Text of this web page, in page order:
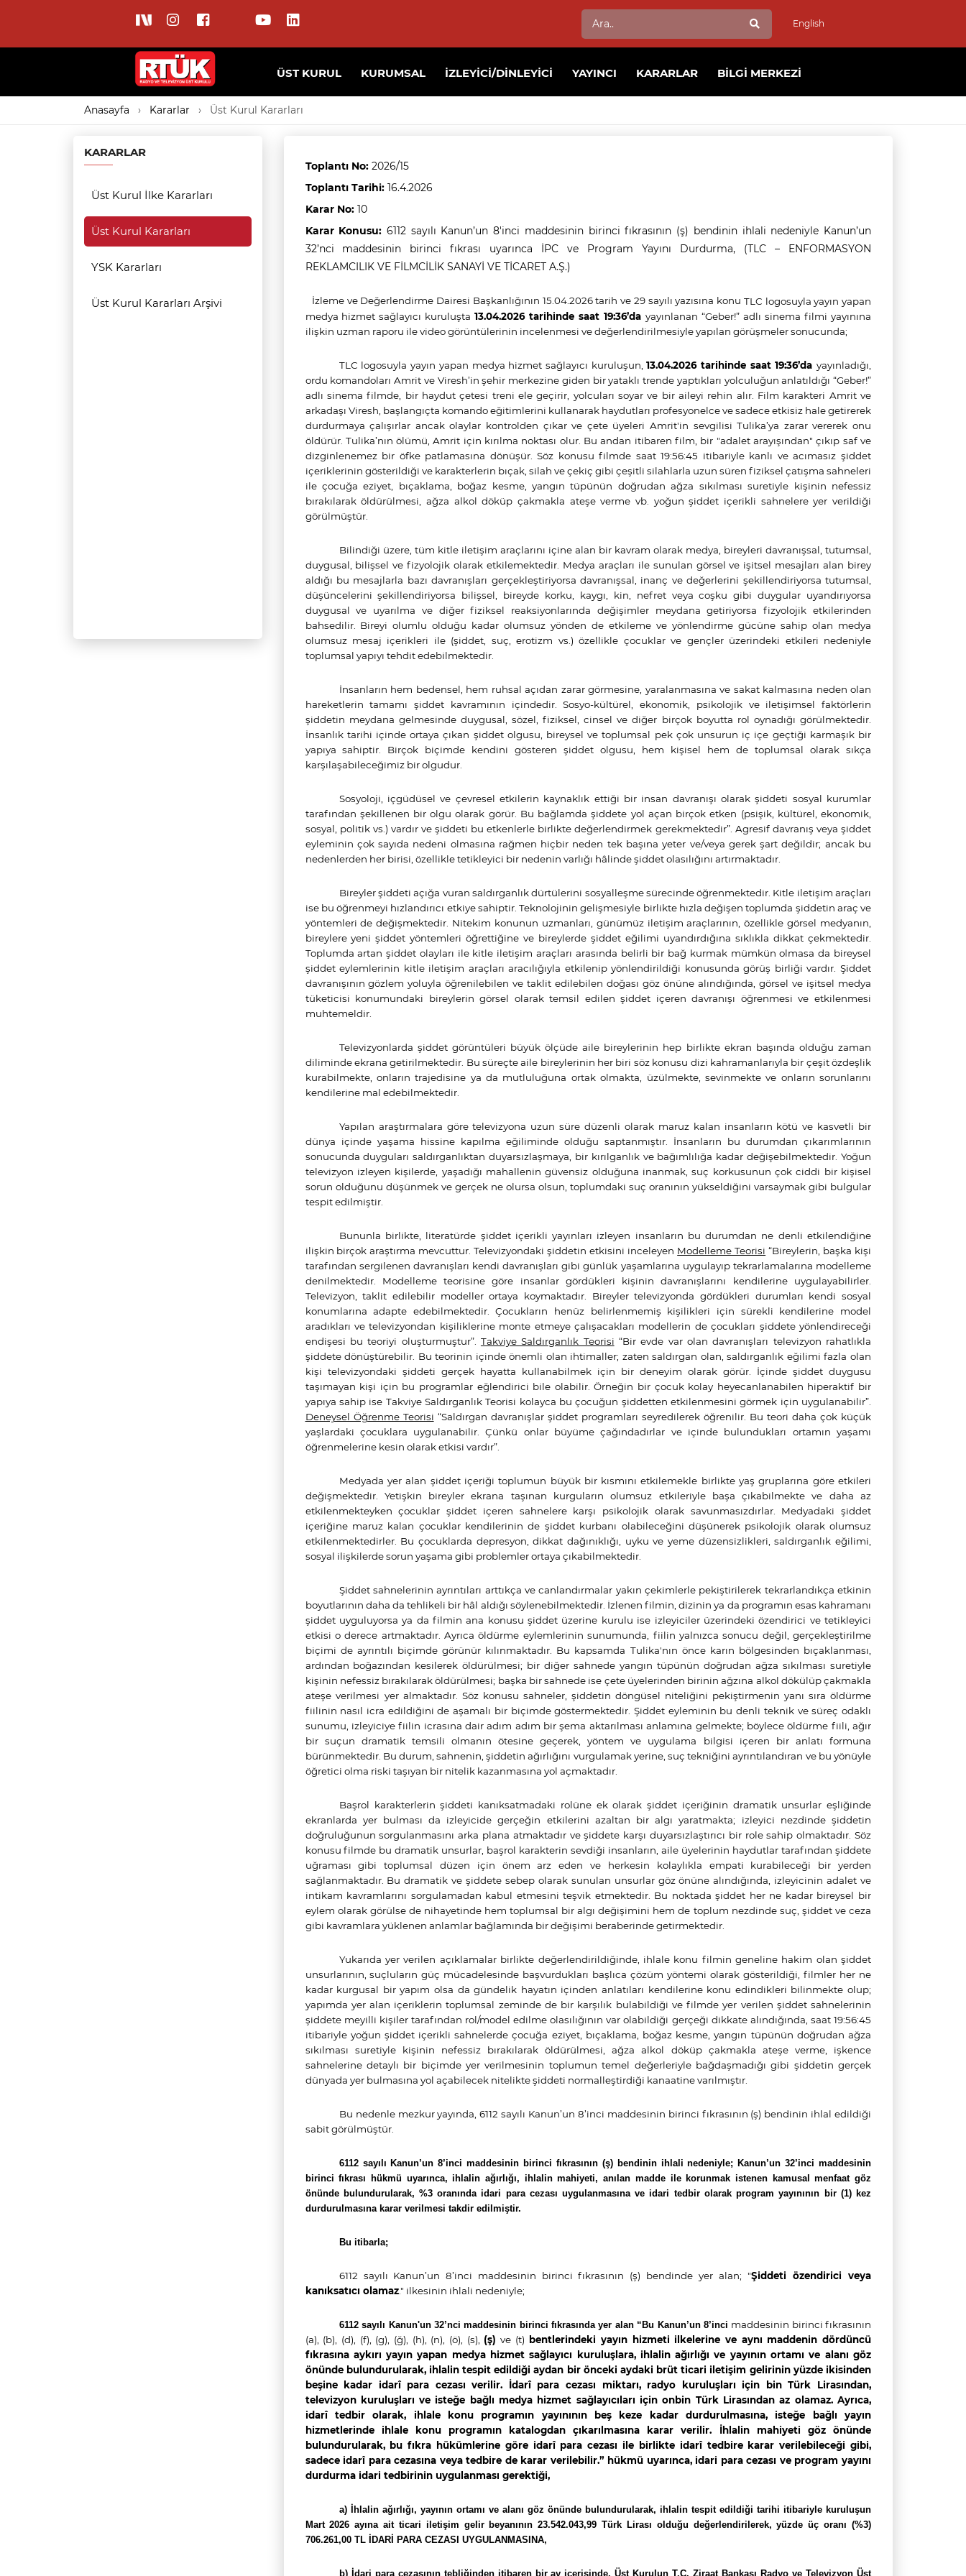
English
ÜST KURUL KURUMSAL İZLEYICI/DINLEYICI YAYINCI KARARLAR BILGI MERKEZI
Anasayfa Kararlar Üst Kurul Kararları
KARARLAR
Üst Kurul İlke Kararları
Üst Kurul Kararları
YSK Kararları
Üst Kurul Kararları Arşivi
Toplantı No: 2026/15
Toplantı Tarihi: 16.4.2026
Karar No: 10
Karar Konusu: 6112 sayılı Kanun’un 8'inci maddesinin birinci fıkrasının (ş) bendinin ihlali nedeniyle Kanun’un
32’nci maddesinin birinci fıkrası uyarınca İPC ve Program Yayını Durdurma, (TLC – ENFORMASYON
REKLAMCILIK VE FİLMCİLİK SANAYİ VE TİCARET A.Ş.)
İzleme ve Değerlendirme Dairesi Başkanlığının 15.04.2026 tarih ve 29 sayılı yazısına konu TLC logosuyla yayın yapan
medya hizmet sağlayıcı kuruluşta13.04.2026 tarihinde saat 19:36’dayayınlanan “Geber!” adlı sinema filmi yayınına
ilişkin uzman raporu ile video görüntülerinin incelenmesi ve değerlendirilmesiyle yapılan görüşmeler sonucunda;
TLC logosuyla yayın yapan medya hizmet sağlayıcı kuruluşun,13.04.2026 tarihinde saat 19:36’dayayınladığı,
ordu komandoları Amrit ve Viresh’in şehir merkezine giden bir yataklı trende yaptıkları yolculuğun anlatıldığı “Geber!”
adlı sinema filmde, bir haydut çetesi treni ele geçirir, yolcuları soyar ve bir aileyi rehin alır. Film karakteri Amrit ve
arkadaşı Viresh, başlangıçta komando eğitimlerini kullanarak haydutları profesyonelce ve sadece etkisiz hale getirerek
durdurmaya çalışırlar ancak olaylar kontrolden çıkar ve çete üyeleri Amrit'in sevgilisi Tulika’ya zarar vererek onu
öldürür. Tulika’nın ölümü, Amrit için kırılma noktası olur. Bu andan itibaren film, bir "adalet arayışından" çıkıp saf ve
dizginlenemez bir öfke patlamasına dönüşür. Söz konusu filmde saat 19:56:45 itibariyle kanlı ve acımasız şiddet
içeriklerinin gösterildiği ve karakterlerin bıçak, silah ve çekiç gibi çeşitli silahlarla uzun süren fiziksel çatışma sahneleri
ile çocuğa eziyet, bıçaklama, boğaz kesme, yangın tüpünün doğrudan ağza sıkılması suretiyle kişinin nefessiz
bırakılarak öldürülmesi, ağza alkol döküp çakmakla ateşe verme vb. yoğun şiddet içerikli sahnelere yer verildiği
görülmüştür.
Bilindiği üzere, tüm kitle iletişim araçlarını içine alan bir kavram olarak medya, bireyleri davranışsal, tutumsal,
duygusal, bilişsel ve fizyolojik olarak etkilemektedir. Medya araçları ile sunulan görsel ve işitsel mesajları alan birey
aldığı bu mesajlarla bazı davranışları gerçekleştiriyorsa davranışsal, inanç ve değerlerini şekillendiriyorsa tutumsal,
düşüncelerini şekillendiriyorsa bilişsel, bireyde korku, kaygı, kin, nefret veya coşku gibi duygular uyandırıyorsa
duygusal ve uyarılma ve diğer fiziksel reaksiyonlarında değişimler meydana getiriyorsa fizyolojik etkilerinden
bahsedilir. Bireyi olumlu olduğu kadar olumsuz yönden de etkileme ve yönlendirme gücüne sahip olan medya
olumsuz mesaj içerikleri ile (şiddet, suç, erotizm vs.) özellikle çocuklar ve gençler üzerindeki etkileri nedeniyle
toplumsal yapıyı tehdit edebilmektedir.
İnsanların hem bedensel, hem ruhsal açıdan zarar görmesine, yaralanmasına ve sakat kalmasına neden olan
hareketlerin tamamı şiddet kavramının içindedir. Sosyo-kültürel, ekonomik, psikolojik ve iletişimsel faktörlerin
şiddetin meydana gelmesinde duygusal, sözel, fiziksel, cinsel ve diğer birçok boyutta rol oynadığı görülmektedir.
İnsanlık tarihi içinde ortaya çıkan şiddet olgusu, bireysel ve toplumsal pek çok unsurun iç içe geçtiği karmaşık bir
yapıya sahiptir. Birçok biçimde kendini gösteren şiddet olgusu, hem kişisel hem de toplumsal olarak sıkça
karşılaşabileceğimiz bir olgudur.
Sosyoloji, içgüdüsel ve çevresel etkilerin kaynaklık ettiği bir insan davranışı olarak şiddeti sosyal kurumlar
tarafından şekillenen bir olgu olarak görür. Bu bağlamda şiddete yol açan birçok etken (psişik, kültürel, ekonomik,
sosyal, politik vs.) vardır ve şiddeti bu etkenlerle birlikte değerlendirmek gerekmektedir”. Agresif davranış veya şiddet
eyleminin çok sayıda nedeni olmasına rağmen hiçbir neden tek başına yeter ve/veya gerek şart değildir; ancak bu
nedenlerden her birisi, özellikle tetikleyici bir nedenin varlığı hâlinde şiddet olasılığını artırmaktadır.
Bireyler şiddeti açığa vuran saldırganlık dürtülerini sosyalleşme sürecinde öğrenmektedir. Kitle iletişim araçları
ise bu öğrenmeyi hızlandırıcı etkiye sahiptir. Teknolojinin gelişmesiyle birlikte hızla değişen toplumda şiddetin araç ve
yöntemleri de değişmektedir. Nitekim konunun uzmanları, günümüz iletişim araçlarının, özellikle görsel medyanın,
bireylere yeni şiddet yöntemleri öğrettiğine ve bireylerde şiddet eğilimi uyandırdığına sıklıkla dikkat çekmektedir.
Toplumda artan şiddet olayları ile kitle iletişim araçları arasında belirli bir bağ kurmak mümkün olmasa da bireysel
şiddet eylemlerinin kitle iletişim araçları aracılığıyla etkilenip yönlendirildiği konusunda görüş birliği vardır. Şiddet
davranışının gözlem yoluyla öğrenilebilen ve taklit edilebilen doğası göz önüne alındığında, görsel ve işitsel medya
tüketicisi konumundaki bireylerin görsel olarak temsil edilen şiddet içeren davranışı öğrenmesi ve etkilenmesi
muhtemeldir.
Televizyonlarda şiddet görüntüleri büyük ölçüde aile bireylerinin hep birlikte ekran başında olduğu zaman
diliminde ekrana getirilmektedir. Bu süreçte aile bireylerinin her biri söz konusu dizi kahramanlarıyla bir çeşit özdeşlik
kurabilmekte, onların trajedisine ya da mutluluğuna ortak olmakta, üzülmekte, sevinmekte ve onların sorunlarını
kendilerine mal edebilmektedir.
Yapılan araştırmalara göre televizyona uzun süre düzenli olarak maruz kalan insanların kötü ve kasvetli bir
dünya içinde yaşama hissine kapılma eğiliminde olduğu saptanmıştır. İnsanların bu durumdan çıkarımlarının
sonucunda duyguları saldırganlıktan duyarsızlaşmaya, bir kırılganlık ve bağımlılığa kadar değişebilmektedir. Yoğun
televizyon izleyen kişilerde, yaşadığı mahallenin güvensiz olduğuna inanmak, suç korkusunun çok ciddi bir kişisel
sorun olduğunu düşünmek ve gerçek ne olursa olsun, toplumdaki suç oranının yükseldiğini varsaymak gibi bulgular
tespit edilmiştir.
Bununla birlikte, literatürde şiddet içerikli yayınları izleyen insanların bu durumdan ne denli etkilendiğine
ilişkin birçok araştırma mevcuttur. Televizyondaki şiddetin etkisini inceleyen Modelleme Teorisi “Bireylerin, başka kişi
tarafından sergilenen davranışları kendi davranışları gibi günlük yaşamlarına uygulayıp tekrarlamalarına modelleme
denilmektedir. Modelleme teorisine göre insanlar gördükleri kişinin davranışlarını kendilerine uygulayabilirler.
Televizyon, taklit edilebilir modeller ortaya koymaktadır. Bireyler televizyonda gördükleri durumları kendi sosyal
konumlarına adapte edebilmektedir. Çocukların henüz belirlenmemiş kişilikleri için sürekli kendilerine model
aradıkları ve televizyondan kişiliklerine monte etmeye çalışacakları modellerin de çocukları şiddete yönlendireceği
endişesi bu teoriyi oluşturmuştur”. Takviye Saldırganlık Teorisi “Bir evde var olan davranışları televizyon rahatlıkla
şiddete dönüştürebilir. Bu teorinin içinde önemli olan ihtimaller; zaten saldırgan olan, saldırganlık eğilimi fazla olan
kişi televizyondaki şiddeti gerçek hayatta kullanabilmek için bir deneyim olarak görür. İçinde şiddet duygusu
taşımayan kişi için bu programlar eğlendirici bile olabilir. Örneğin bir çocuk kolay heyecanlanabilen hiperaktif bir
yapıya sahip ise Takviye Saldırganlık Teorisi kolayca bu çocuğun şiddetten etkilenmesini görmek için uygulanabilir”.
Deneysel Öğrenme Teorisi “Saldırgan davranışlar şiddet programları seyredilerek öğrenilir. Bu teori daha çok küçük
yaşlardaki çocuklara uygulanabilir. Çünkü onlar büyüme çağındadırlar ve içinde bulundukları ortamın yaşamı
öğrenmelerine kesin olarak etkisi vardır”.
Medyada yer alan şiddet içeriği toplumun büyük bir kısmını etkilemekle birlikte yaş gruplarına göre etkileri
değişmektedir. Yetişkin bireyler ekrana taşınan kurguların olumsuz etkileriyle başa çıkabilmekte ve daha az
etkilenmekteyken çocuklar şiddet içeren sahnelere karşı psikolojik olarak savunmasızdırlar. Medyadaki şiddet
içeriğine maruz kalan çocuklar kendilerinin de şiddet kurbanı olabileceğini düşünerek psikolojik olarak olumsuz
etkilenmektedirler. Bu çocuklarda depresyon, dikkat dağınıklığı, uyku ve yeme düzensizlikleri, saldırganlık eğilimi,
sosyal ilişkilerde sorun yaşama gibi problemler ortaya çıkabilmektedir.
Şiddet sahnelerinin ayrıntıları arttıkça ve canlandırmalar yakın çekimlerle pekiştirilerek tekrarlandıkça etkinin
boyutlarının daha da tehlikeli bir hâl aldığı söylenebilmektedir. İzlenen filmin, dizinin ya da programın esas kahramanı
şiddet uyguluyorsa ya da filmin ana konusu şiddet üzerine kurulu ise izleyiciler üzerindeki özendirici ve tetikleyici
etkisi o derece artmaktadır. Ayrıca öldürme eylemlerinin sunumunda, fiilin yalnızca sonucu değil, gerçekleştirilme
biçimi de ayrıntılı biçimde görünür kılınmaktadır. Bu kapsamda Tulika'nın önce karın bölgesinden bıçaklanması,
ardından boğazından kesilerek öldürülmesi; bir diğer sahnede yangın tüpünün doğrudan ağza sıkılması suretiyle
kişinin nefessiz bırakılarak öldürülmesi; başka bir sahnede ise çete üyelerinden birinin ağzına alkol dökülüp çakmakla
ateşe verilmesi yer almaktadır. Söz konusu sahneler, şiddetin döngüsel niteliğini pekiştirmenin yanı sıra öldürme
fiilinin nasıl icra edildiğini de aşamalı bir biçimde göstermektedir. Şiddet eyleminin bu denli teknik ve süreç odaklı
sunumu, izleyiciye fiilin icrasına dair adım adım bir şema aktarılması anlamına gelmekte; böylece öldürme fiili, ağır
bir suçun dramatik temsili olmanın ötesine geçerek, yöntem ve uygulama bilgisi içeren bir anlatı formuna
bürünmektedir. Bu durum, sahnenin, şiddetin ağırlığını vurgulamak yerine, suç tekniğini ayrıntılandıran ve bu yönüyle
öğretici olma riski taşıyan bir nitelik kazanmasına yol açmaktadır.
Başrol karakterlerin şiddeti kanıksatmadaki rolüne ek olarak şiddet içeriğinin dramatik unsurlar eşliğinde
ekranlarda yer bulması da izleyicide gerçeğin etkilerini azaltan bir algı yaratmakta; izleyici nezdinde şiddetin
doğruluğunun sorgulanmasını arka plana atmaktadır ve şiddete karşı duyarsızlaştırıcı bir role sahip olmaktadır. Söz
konusu filmde bu dramatik unsurlar, başrol karakterin sevdiği insanların, aile üyelerinin haydutlar tarafından şiddete
uğraması gibi toplumsal düzen için önem arz eden ve herkesin kolaylıkla empati kurabileceği bir yerden
sağlanmaktadır. Bu dramatik ve şiddete sebep olarak sunulan unsurlar göz önüne alındığında, izleyicinin adalet ve
intikam kavramlarını sorgulamadan kabul etmesini teşvik etmektedir. Bu noktada şiddet her ne kadar bireysel bir
eylem olarak görülse de nihayetinde hem toplumsal bir algı değişimini hem de toplum nezdinde suç, şiddet ve ceza
gibi kavramlara yüklenen anlamlar bağlamında bir değişimi beraberinde getirmektedir.
Yukarıda yer verilen açıklamalar birlikte değerlendirildiğinde, ihlale konu filmin geneline hakim olan şiddet
unsurlarının, suçluların güç mücadelesinde başvurdukları başlıca çözüm yöntemi olarak gösterildiği, filmler her ne
kadar kurgusal bir yapım olsa da gündelik hayatın içinden anlatıları kendilerine konu edindikleri bilinmekte olup;
yapımda yer alan içeriklerin toplumsal zeminde de bir karşılık bulabildiği ve filmde yer verilen şiddet sahnelerinin
şiddete meyilli kişiler tarafından rol/model edilme olasılığının var olabildiği gerçeği dikkate alındığında, saat 19:56:45
itibariyle yoğun şiddet içerikli sahnelerde çocuğa eziyet, bıçaklama, boğaz kesme, yangın tüpünün doğrudan ağza
sıkılması suretiyle kişinin nefessiz bırakılarak öldürülmesi, ağza alkol döküp çakmakla ateşe verme, işkence
sahnelerine detaylı bir biçimde yer verilmesinin toplumun temel değerleriyle bağdaşmadığı gibi şiddetin gerçek
dünyada yer bulmasına yol açabilecek nitelikte şiddeti normalleştirdiği kanaatine varılmıştır.
Bu nedenle mezkur yayında, 6112 sayılı Kanun’un 8’inci maddesinin birinci fıkrasının (ş) bendinin ihlal edildiği
sabit görülmüştür.
6112 sayılı Kanun’un 8’inci maddesinin birinci fıkrasının (ş) bendinin ihlali nedeniyle; Kanun’un 32’inci maddesinin
birinci fıkrası hükmü uyarınca, ihlalin ağırlığı, ihlalin mahiyeti, anılan madde ile korunmak istenen kamusal menfaat göz
önünde bulundurularak, %3 oranında idari para cezası uygulanmasına ve idari tedbir olarak program yayınının bir (1) kez
durdurulmasına karar verilmesi takdir edilmiştir.
Bu itibarla;
6112 sayılı Kanun’un 8’inci maddesinin birinci fıkrasının (ş) bendinde yer alan; "Şiddeti özendirici veya
kanıksatıcı olamaz." ilkesinin ihlali nedeniyle;
6112 sayılı Kanun'un 32’nci maddesinin birinci fıkrasında yer alan “Bu Kanun’un 8’inci maddesinin birinci fıkrasının
(a), (b), (d), (f), (g), (ğ), (h), (n), (ö), (s), (ş) ve (t) bentlerindeki yayın hizmeti ilkelerine ve aynı maddenin dördüncü
fıkrasına aykırı yayın yapan medya hizmet sağlayıcı kuruluşlara, ihlalin ağırlığı ve yayının ortamı ve alanı göz
önünde bulundurularak, ihlalin tespit edildiği aydan bir önceki aydaki brüt ticari iletişim gelirinin yüzde ikisinden
beşine kadar idarî para cezası verilir. İdarî para cezası miktarı, radyo kuruluşları için bin Türk Lirasından,
televizyon kuruluşları ve isteğe bağlı medya hizmet sağlayıcıları için onbin Türk Lirasından az olamaz. Ayrıca,
idarî tedbir olarak, ihlale konu programın yayınının beş keze kadar durdurulmasına, isteğe bağlı yayın
hizmetlerinde ihlale konu programın katalogdan çıkarılmasına karar verilir. İhlalin mahiyeti göz önünde
bulundurularak, bu fıkra hükümlerine göre idarî para cezası ile birlikte idarî tedbire karar verilebileceği gibi,
sadece idarî para cezasına veya tedbire de karar verilebilir.” hükmü uyarınca, idari para cezası ve program yayını
durdurma idari tedbirinin uygulanması gerektiği,
a) hlalin ağırlığı, yayının ortamı ve alanı göz önünde bulundurularak, ihlalin tespit edildiği tarihi itibariyle kuruluşun
Mart 2026 ayına ait ticari iletişim gelir beyanının 23.542.043,99 Türk Lirası olduğu değerlendirilerek, yüzde üç oranı (%3)
706.261,00 TL İDARİ PARA CEZASI UYGULANMASINA,
b) İdari para cezasının tebliğinden itibaren bir ay içerisinde, Üst Kurulun T.C. Ziraat Bankası Radyo ve Televizyon Üst